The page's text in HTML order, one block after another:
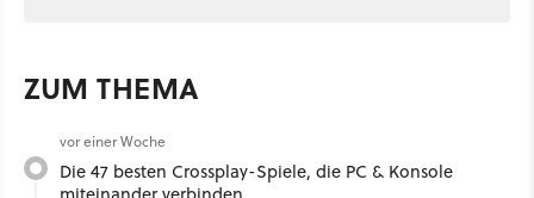
ZUM THEMA
vor einer Woche
Die 47 besten Crossplay-Spiele, die PC & Konsole